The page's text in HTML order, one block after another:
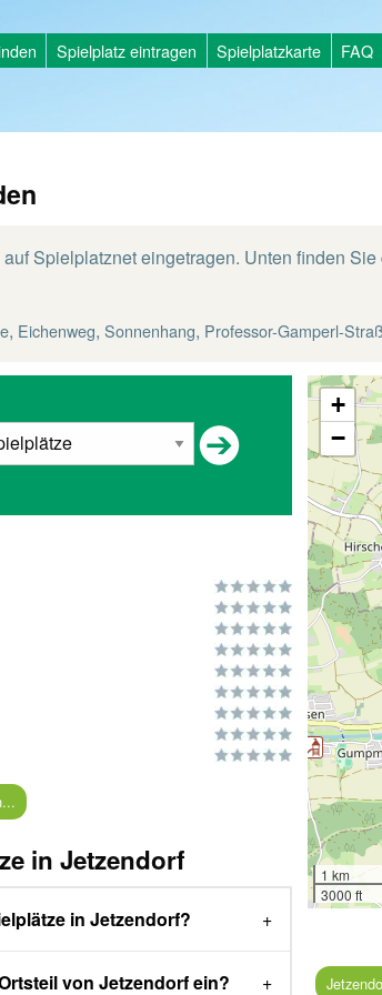
Spielplatz eintragen Spielplatzkarte FAQ
auf Spielplatznet eingetragen. Unten finden
, Eichenweg, Sonnenhang, Professor-Gamperl-
in Jetzendorf
in Jetzendorf?
von Jetzendorf ein?
+
−
1 km
3000 ft